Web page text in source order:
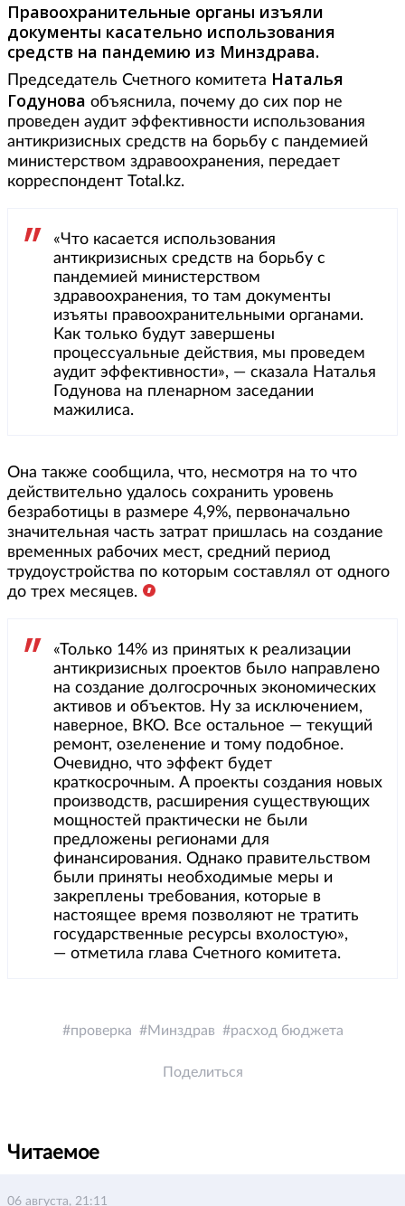
Правоохранительные органы изъяли
документы касательно использования
средств на пандемию из Минздрава.
Председатель Счетного комитета Наталья
Годунова объяснила, почему до сих пор не
проведен аудит эффективности использования
антикризисных средств на борьбу с пандемией
министерством здравоохранения, передает
корреспондент Total.kz.
«Что касается использования
антикризисных средств на борьбу с
пандемией министерством
здравоохранения, то там документы
изъяты правоохранительными органами.
Как только будут завершены
процессуальные действия, мы проведем
аудит эффективности», — сказала Наталья
Годунова на пленарном заседании
мажилиса.
Она также сообщила, что, несмотря на то что
действительно удалось сохранить уровень
безработицы в размере 4,9%, первоначально
значительная часть затрат пришлась на создание
временных рабочих мест, средний период
трудоустройства по которым составлял от одного
до трех месяцев.
«Только 14% из принятых к реализации
антикризисных проектов было направлено
на создание долгосрочных экономических
активов и объектов. Ну за исключением,
наверное, ВКО. Все остальное — текущий
ремонт, озеленение и тому подобное.
Очевидно, что эффект будет
краткосрочным. А проекты создания новых
производств, расширения существующих
мощностей практически не были
предложены регионами для
финансирования. Однако правительством
были приняты необходимые меры и
закреплены требования, которые в
настоящее время позволяют не тратить
государственные ресурсы вхолостую»,
— отметила глава Счетного комитета.
проверка Минздрав расход бюджета
Поделиться
Читаемое
06 августа, 21:11